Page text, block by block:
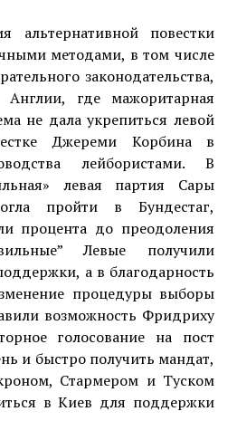
альтернативной повестки
методами, в том числе
законодательства,
где мажоритарная
не дала укрепиться левой
Джереми Корбина в
лейбористами. В
левая партия Сары
пройти в Бундестаг,
процента до преодоления
Левые получили
а в благодарность
процедуры выборы
возможность Фридриху
голосование на пост
и быстро получить мандат,
Стармером и Туском
в Киев для поддержки